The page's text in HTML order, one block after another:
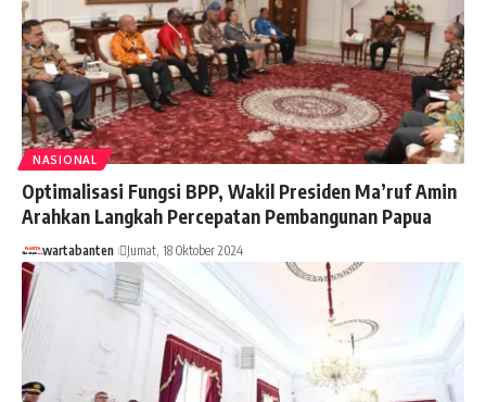
NASIONAL
Optimalisasi Fungsi BPP, Wakil Presiden Ma’ruf Amin
Arahkan Langkah Percepatan Pembangunan Papua
wartabanten Jumat, 18 Oktober 2024